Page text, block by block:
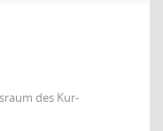
des Kur-